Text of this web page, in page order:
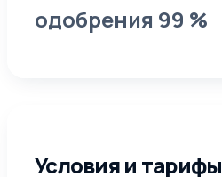
одобрения 99 %
Условия и тарифы